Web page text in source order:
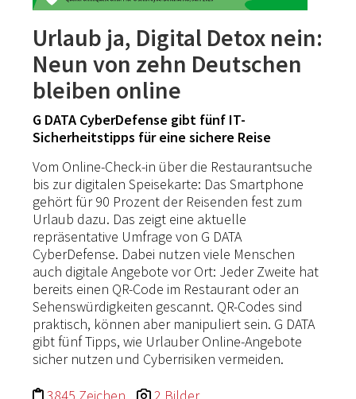
Urlaub ja, Digital Detox nein:
Neun von zehn Deutschen
bleiben online
G DATA CyberDefense gibt fünf IT-
Sicherheitstipps für eine sichere Reise
Vom Online-Check-in über die Restaurantsuche
bis zur digitalen Speisekarte: Das Smartphone
gehört für 90 Prozent der Reisenden fest zum
Urlaub dazu. Das zeigt eine aktuelle
repräsentative Umfrage von G DATA
CyberDefense. Dabei nutzen viele Menschen
auch digitale Angebote vor Ort: Jeder Zweite hat
bereits einen QR-Code im Restaurant oder an
Sehenswürdigkeiten gescannt. QR-Codes sind
praktisch, können aber manipuliert sein. G DATA
gibt fünf Tipps, wie Urlauber Online-Angebote
sicher nutzen und Cyberrisiken vermeiden.